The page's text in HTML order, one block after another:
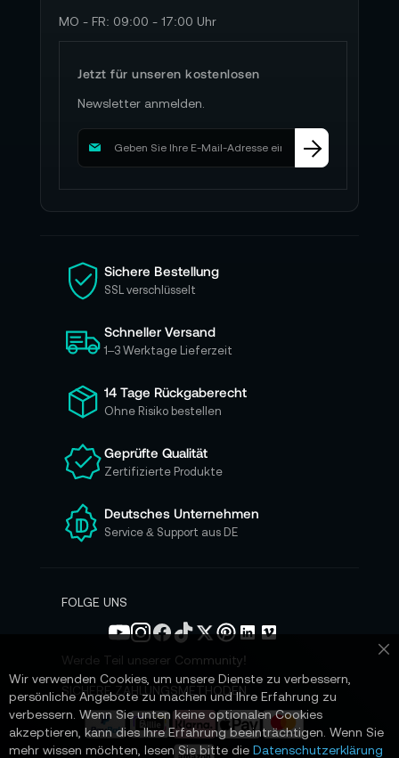
MO - FR: 09:00 - 17:00 Uhr
Jetzt für unseren kostenlosen
Newsletter anmelden.
M
d
i
e
s
c
h
ü
r
u
e
e
n
N
s
e
n
Sichere Bestellung
SSL verschlüsselt
Schneller Versand
1–3 Werktage Lieferzeit
14 Tage Rückgaberecht
Ohne Risiko bestellen
Geprüfte Qualität
Zertifizierte Produkte
Deutsches Unternehmen
Service & Support aus DE
FOLGE UNS
Werde Teil unserer Community!
SICHERE ZAHLUNGSMETHODEN
Wir verwenden Cookies, um unsere Dienste zu verbessern,
persönliche Angebote zu machen und Ihre Erfahrung zu
verbessern. Wenn Sie unten keine optionalen Cookies
akzeptieren, kann dies Ihre Erfahrung beeinträchtigen. Wenn Sie
mehr wissen möchten, lesen Sie bitte die Datenschutzerklärung